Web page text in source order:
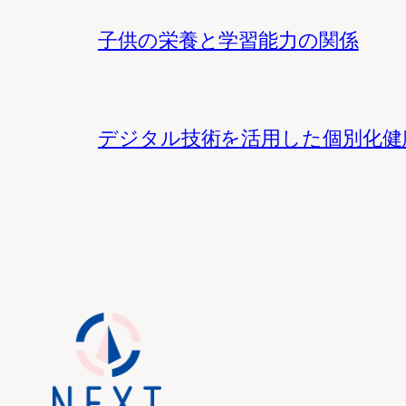
子供の栄養と学習能力の関係
デジタル技術を活用した個別化